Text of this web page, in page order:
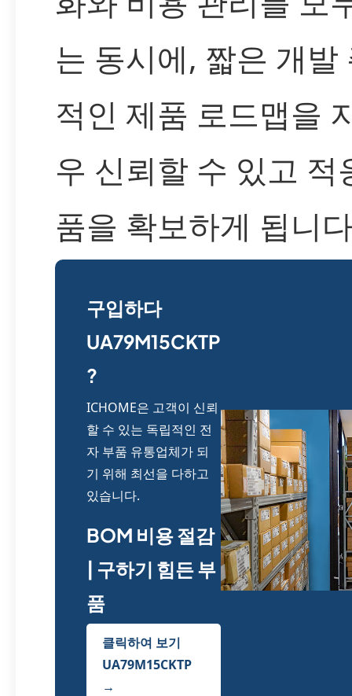
는 동시에, 짧은 개발
적인 제품 로드맵을
우 신뢰할 수 있고 적
품을 확보하게 됩니
구입하다
UA79M15CKTP
?
ICHOME은 고객이 신뢰
할 수 있는 독립적인 전
자 부품 유통업체가 되
기 위해 최선을 다하고
있습니다.
BOM 비용 절감
| 구하기 힘든 부
품
클릭하여 보기
UA79M15CKTP
→